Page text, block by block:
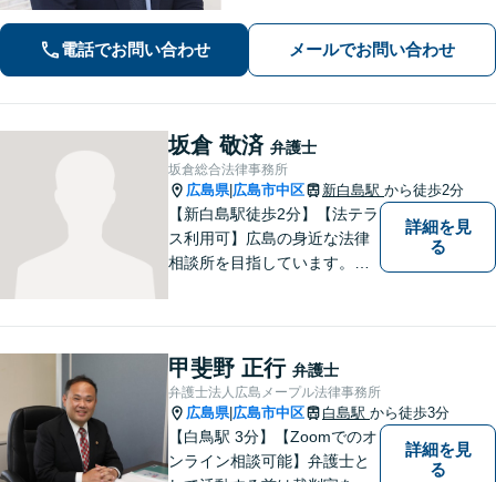
婚問題」「私選刑事事件」「自己破
産」「相続」問題を得意としていま
電話でお問い合わせ メールでお問い合わせ
坂倉 敬済 弁護士
坂倉総合法律事務所
広島県| 広島市中区 新白島駅 から徒歩2分
【新白島駅徒歩2分】【法テラ
ス利用可】広島の身近な法律
相談所を目指しています。依
ルにお悩みの方はご相談くだ
さい。
詳細を見
る
甲斐野 正行 弁護士
弁護士法人広島メープル法律事務所
広島県| 広島市中区 白島駅 から徒歩3分
【白鳥駅 3分】【Zoomでのオ
ンライン相談可能】弁護士と
詳細を見
る